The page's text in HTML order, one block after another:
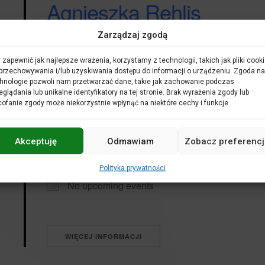
Zarządzaj zgodą
zapewnić jak najlepsze wrażenia, korzystamy z technologii, takich jak pliki
i/lub uzyskiwania dostępu do informacji o urządzeniu. Zgoda
pozwoli nam przetwarzać dane, takie jak zachowanie podczas
lub unikalne identyfikatory na tej stronie. Brak wyrażenia zgody lub
zgody może niekorzystnie wpłynąć na niektóre cechy i funkcje.
Akceptuję Odmawiam Zobacz
Polityka prywatności
Agnieszka Rehlis
No upcoming events
WIĘCEJ INFORMACJI
aida
No upcoming events
WIĘCEJ INFORMACJI